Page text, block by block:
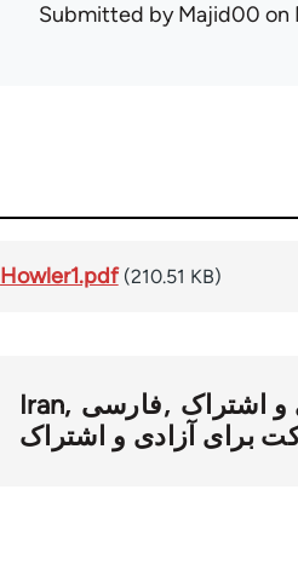
Submitted byMajid00 on
Howler1.pdf (210.51 KB)
Iran فارسی
اشتراک
برای آزادی و اشتراک